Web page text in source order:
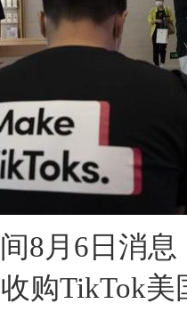
月6日消息
购TikTok